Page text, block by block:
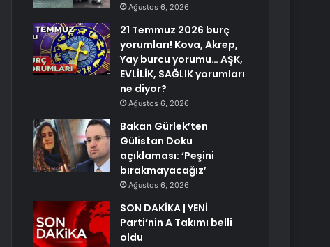
Ağustos 6, 2026
21 Temmuz 2026 burç
yorumları! Kova, Akrep,
Yay burcu yorumu… AŞK,
EVLİLİK, SAĞLIK yorumları
ne diyor?
Ağustos 6, 2026
Bakan Gürlek’ten
Gülistan Doku
açıklaması: ‘Peşini
bırakmayacağız’
Ağustos 6, 2026
SON DAKİKA | YENİ
Parti’nin A Takımı belli
oldu